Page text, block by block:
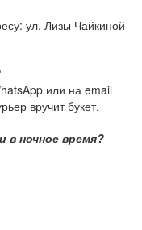
ул. Лизы Чайкиной
или на email
вручит букет.
в ночное время?